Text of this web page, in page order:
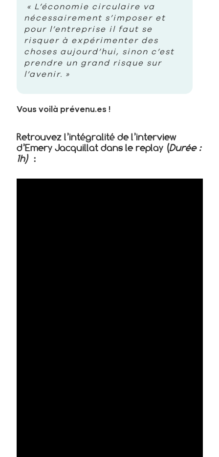
« L’économie circulaire va
nécessairement s’imposer et
pour l’entreprise il faut se
risquer à expérimenter des
choses aujourd’hui, sinon c’est
prendre un grand risque sur
l’avenir. »
Vous voilà prévenu.es !
Retrouvez l’intégralité de l’interview
d’Emery Jacquillat dans le replay (Durée :
1h) :